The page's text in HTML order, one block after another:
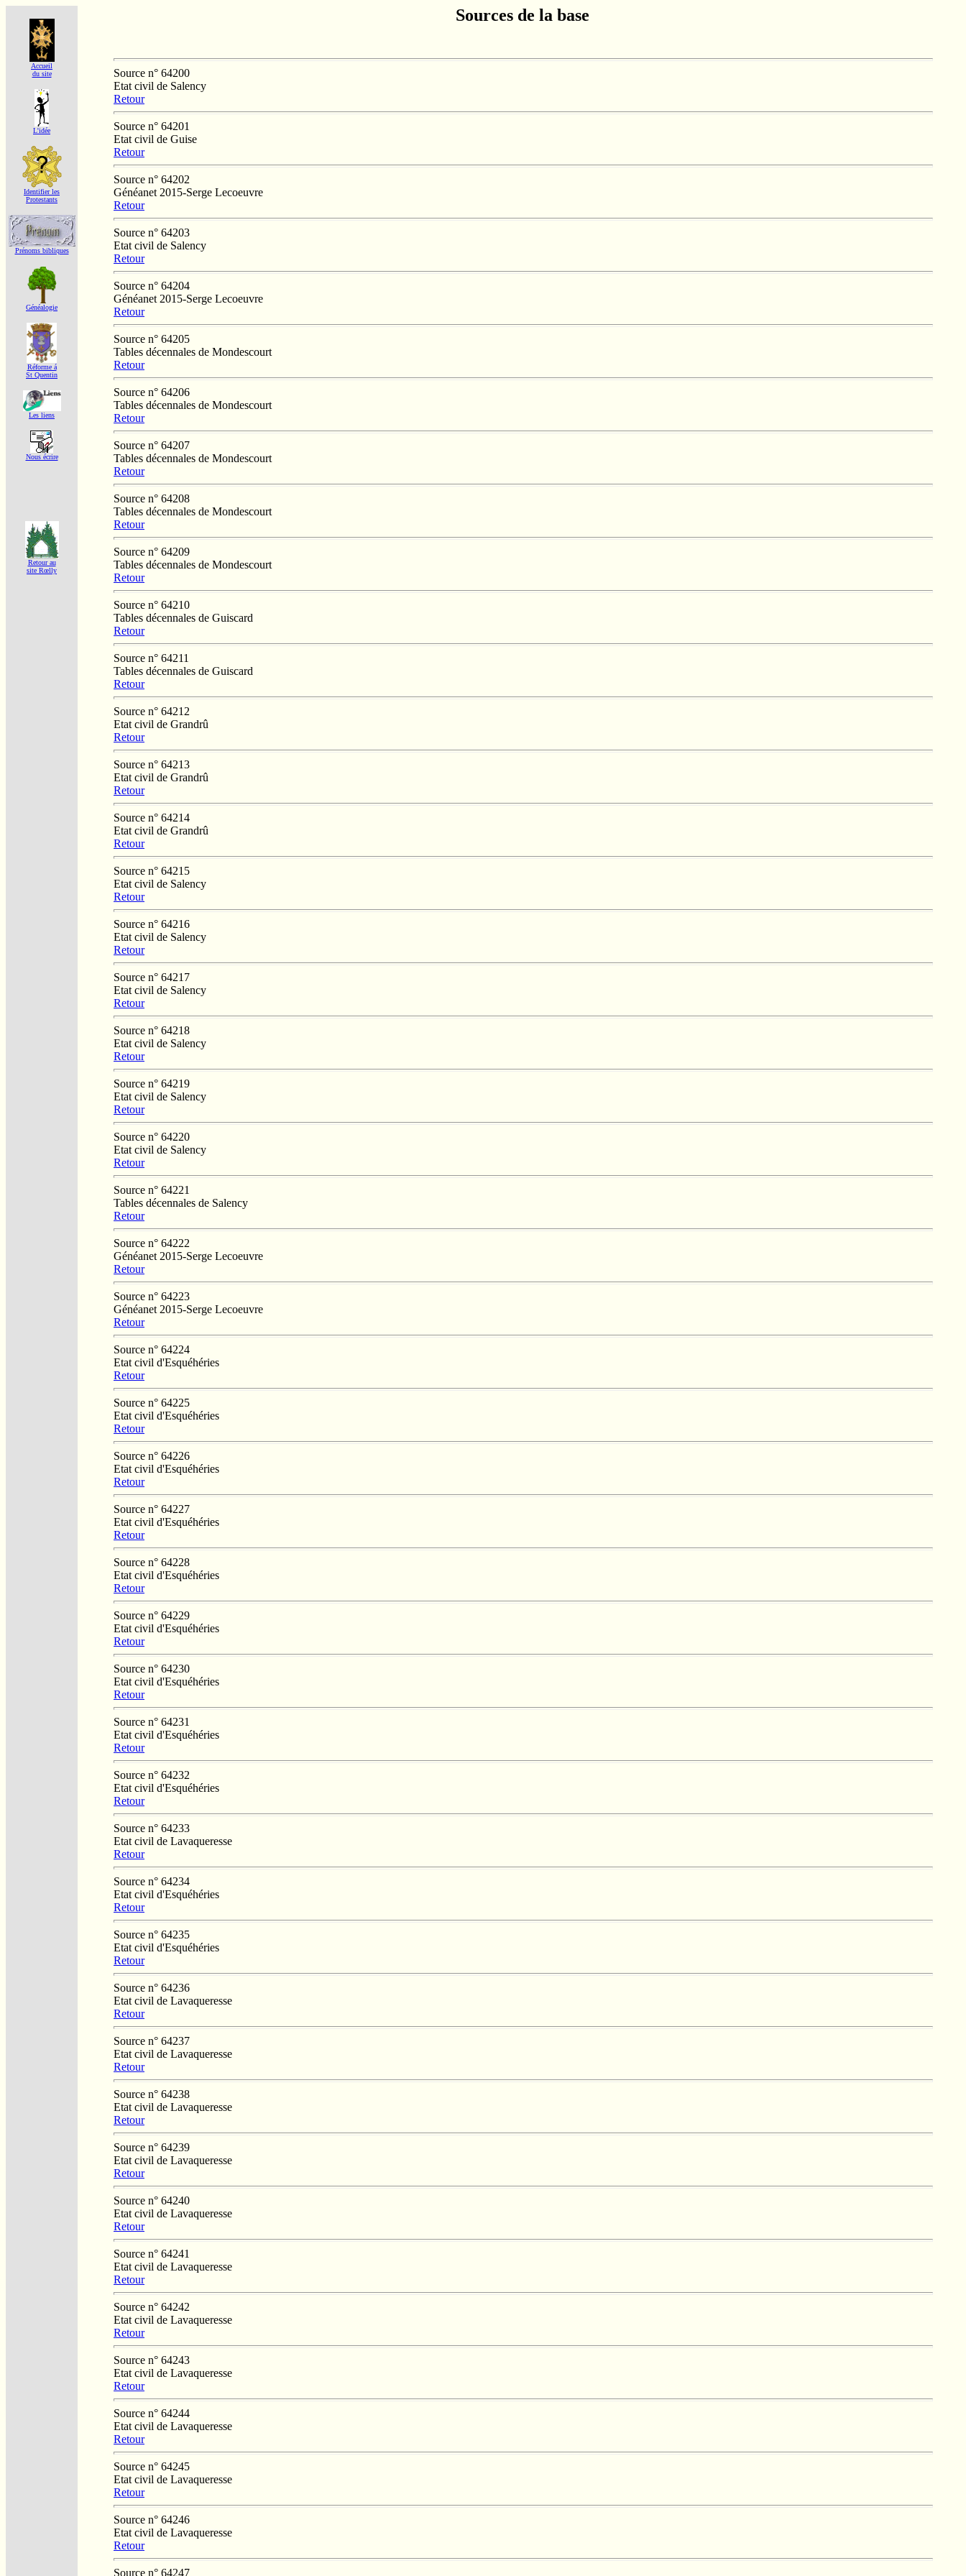
Accueil
du site
L'idée
Identifier les
Protestants
Prénoms bibliques
Généalogie
Réforme á
St Quentin
Les liens
Nous écrire
Retour au
site Rœlly
Sources de la base
Source n° 64200
Etat civil de Salency
Retour
Source n° 64201
Etat civil de Guise
Retour
Source n° 64202
Généanet 2015-Serge Lecoeuvre
Retour
Source n° 64203
Etat civil de Salency
Retour
Source n° 64204
Généanet 2015-Serge Lecoeuvre
Retour
Source n° 64205
Tables décennales de Mondescourt
Retour
Source n° 64206
Tables décennales de Mondescourt
Retour
Source n° 64207
Tables décennales de Mondescourt
Retour
Source n° 64208
Tables décennales de Mondescourt
Retour
Source n° 64209
Tables décennales de Mondescourt
Retour
Source n° 64210
Tables décennales de Guiscard
Retour
Source n° 64211
Tables décennales de Guiscard
Retour
Source n° 64212
Etat civil de Grandrû
Retour
Source n° 64213
Etat civil de Grandrû
Retour
Source n° 64214
Etat civil de Grandrû
Retour
Source n° 64215
Etat civil de Salency
Retour
Source n° 64216
Etat civil de Salency
Retour
Source n° 64217
Etat civil de Salency
Retour
Source n° 64218
Etat civil de Salency
Retour
Source n° 64219
Etat civil de Salency
Retour
Source n° 64220
Etat civil de Salency
Retour
Source n° 64221
Tables décennales de Salency
Retour
Source n° 64222
Généanet 2015-Serge Lecoeuvre
Retour
Source n° 64223
Généanet 2015-Serge Lecoeuvre
Retour
Source n° 64224
Etat civil d'Esquéhéries
Retour
Source n° 64225
Etat civil d'Esquéhéries
Retour
Source n° 64226
Etat civil d'Esquéhéries
Retour
Source n° 64227
Etat civil d'Esquéhéries
Retour
Source n° 64228
Etat civil d'Esquéhéries
Retour
Source n° 64229
Etat civil d'Esquéhéries
Retour
Source n° 64230
Etat civil d'Esquéhéries
Retour
Source n° 64231
Etat civil d'Esquéhéries
Retour
Source n° 64232
Etat civil d'Esquéhéries
Retour
Source n° 64233
Etat civil de Lavaqueresse
Retour
Source n° 64234
Etat civil d'Esquéhéries
Retour
Source n° 64235
Etat civil d'Esquéhéries
Retour
Source n° 64236
Etat civil de Lavaqueresse
Retour
Source n° 64237
Etat civil de Lavaqueresse
Retour
Source n° 64238
Etat civil de Lavaqueresse
Retour
Source n° 64239
Etat civil de Lavaqueresse
Retour
Source n° 64240
Etat civil de Lavaqueresse
Retour
Source n° 64241
Etat civil de Lavaqueresse
Retour
Source n° 64242
Etat civil de Lavaqueresse
Retour
Source n° 64243
Etat civil de Lavaqueresse
Retour
Source n° 64244
Etat civil de Lavaqueresse
Retour
Source n° 64245
Etat civil de Lavaqueresse
Retour
Source n° 64246
Etat civil de Lavaqueresse
Retour
Source n° 64247